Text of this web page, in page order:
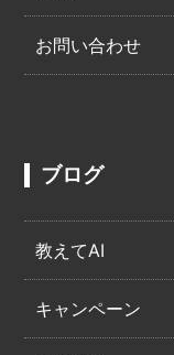
お問い合わせ
ブログ
教えてAI
キャンペーン